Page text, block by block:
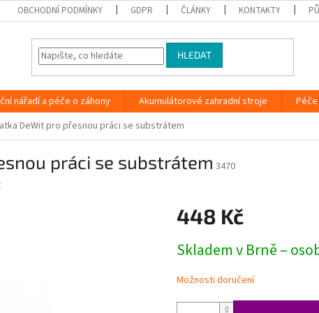
OBCHODNÍ PODMÍNKY GDPR ČLÁNKY KONTAKTY
HLEDAT
nářadí a péče o záhony Akumulátorové zahradní stroje
DeWit pro přesnou práci se substrátem
práci se substrátem 3470
448 Kč
cena:
Skladem v Brně –
Možnosti doručení